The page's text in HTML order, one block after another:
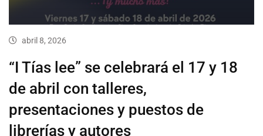
abril 8, 2026
“I Tías lee” se celebrará el 17 y 18
de abril con talleres,
presentaciones y puestos de
librerías y autores